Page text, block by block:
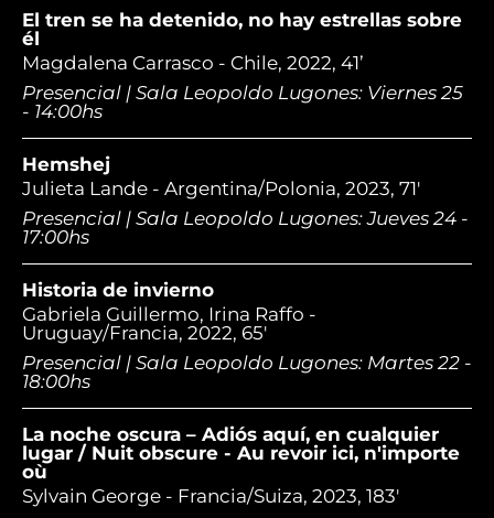
El tren se ha detenido, no hay estrellas sobre
él
Magdalena Carrasco - Chile, 2022, 41’
Presencial | Sala Leopoldo Lugones: Viernes 25
- 14:00hs
Hemshej
Julieta Lande - Argentina/Polonia, 2023, 71'
Presencial | Sala Leopoldo Lugones: Jueves 24 -
17:00hs
Historia de invierno
Gabriela Guillermo, Irina Raffo -
Uruguay/Francia, 2022, 65'
Presencial | Sala Leopoldo Lugones: Martes 22 -
18:00hs
La noche oscura – Adiós aquí, en cualquier
lugar / Nuit obscure - Au revoir ici, n'importe
où
Sylvain George - Francia/Suiza, 2023, 183'